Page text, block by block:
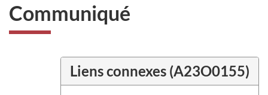
Communiqué
Liens connexes (A23O0155)